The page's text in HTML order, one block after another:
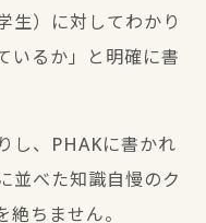
生）に対してわかり
いるか」と明確に書
し、PHAKに書かれ
並べた知識自慢のク
ちません。